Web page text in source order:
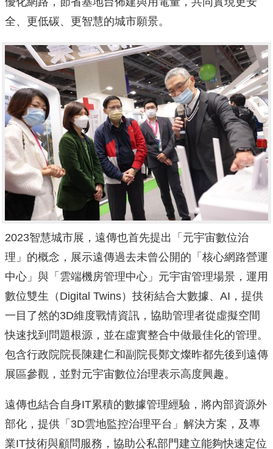
全、更低碳、 更智慧的城市願景。
2023智慧城市展，遠傳也首先提出「元宇宙數位治
理」的概念， 展示遠傳過去未曾公開的「核心網路營運
中心」與「 雲端機房管理中心」元宇宙管理場景，運用
數位雙生（Digita l Twins）技術結合大數據、AI，提供
一目了然的3D維度戰情資訊，協助管理者從虛擬空間
快速找到問題根源， 並在虛實整合中做最佳化的管理。
包含行政院院長陳建仁和副院長鄭文燦昨都先後到遠傳
展區參觀， 並對元宇宙數位治理表示高度興趣。
遠傳也結合自身IT累積的數據管理經驗，將內部資源外
部化， 提供「3D雲地監控治理平台」解決方案，及專
業IT技術與顧問服務，協助公私部門建立能夠快速定位